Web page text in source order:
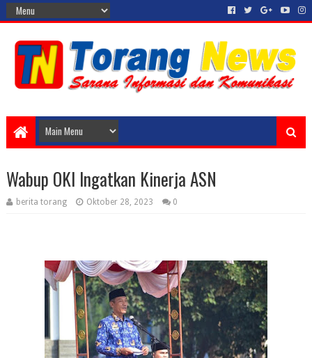
Wabup OKI Ingatkan Kinerja ASN
berita torang Oktober 28, 2023 0